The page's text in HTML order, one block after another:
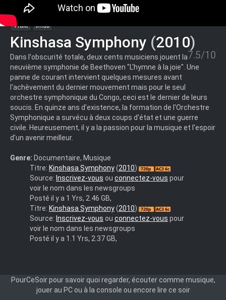
Trakt Imdb
Kinshasa Symphony (2010)
7.5/10
Dans l'obscurité totale, deux cents musiciens jouent la
neuvième symphonie de Beethoven "L'hymne à la joie". Une
panne de courant intervient quelques mesures avant
l'achèvement du dernier mouvement mais pour le seul
orchestre symphonique du Congo, ceci est le dernier de leurs
soucis. En quinze ans d'existence, la formation de l'Orchestre
Symphonique a survécu à deux coups d'état et une guerre
civile. Heureusement, il y a la passion pour la musique et l'espoir
d'un avenir meilleur.
Genre: Documentaire, Musique
<kere.ws>
1326226397
Kinshasa.Symphony.GERMAN.SUBBED.DOKU.720p.BluRay.x264-
MiSFiTS
Titre: Kinshasa Symphony(2010)
Source: Inscrivez-vous ou connectez-vous pour
voir le nom dans les newsgroups
Posté il y a 1 Yrs, 2.46 GB,
misfits-
kinshasa-
Titre: Kinshasa Symphony(2010)
Source: Inscrivez-vous ou connectez-vous pour
voir le nom dans les newsgroups
Posté il y a 1.1 Yrs, 2.37 GB,
PourCeSoir pour savoir quoi regarder, écouter comme musique,
jouer au PC ou à la console ou encore lire ce soir